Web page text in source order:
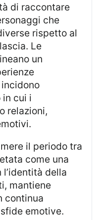
di raccontare
che
rispetto al
Le
un
in cui i
relazioni,
come una
della
mantiene
continua
emotive.